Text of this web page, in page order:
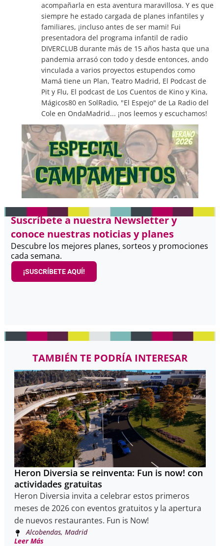
acompañarla en esta aventura maravillosa. Y es que
siempre he estado cargada de planes infantiles y
familiares, ¡incluso antes de ser mami! Fui
presentadora del programa infantil de radio
DIVERCLUB durante más de 15 años hasta que una
pandemia arrasó con todo y desde entonces, ando
vinculada a varios proyectos estupendos como
Mamá tiene un Plan, Teatro Madrid, El Podcast de
Pit y Flu, El podcast de Los Cuentos de Kino y Kina,
Mágicos80 en SolRadio, "El Espejo" de La Radio del
Cole en OndaMadrid... ¡nos leemos y escuchamos!
Suscríbete a nuestra Newsletter y
conoce nuestras noticias y planes
Descubre los mejores planes, sorteos y promociones
cada semana.
¡SUSCRÍBETE AQUÍ!
TAMBIÉN TE PODRÍA INTERESAR
Heron Diversia se reinventa: Fun is now! con
actividades gratuitas
Heron Diversia invita a celebrar estos primeros
meses de 2026 con eventos gratuitos y la apertura
de nuevos restaurantes. Fun is Now!
Alcobendas, Madrid
Leer Más